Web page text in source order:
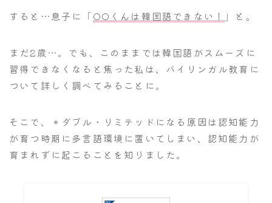
すると…息子に「OOくんは韓国語できない！ 」と。
まだ2歳…。でも、このままでは韓国語がスムーズに
習得できなくなると焦った私は、バイリンガル教育に
ついて詳しく調べてみることに。
そこで、＊ダブル・リミテッドになる原因は認知能力
が育つ時期に多言語環境に置いてしまい、認知能力が
育まれずに起こることを知りました。